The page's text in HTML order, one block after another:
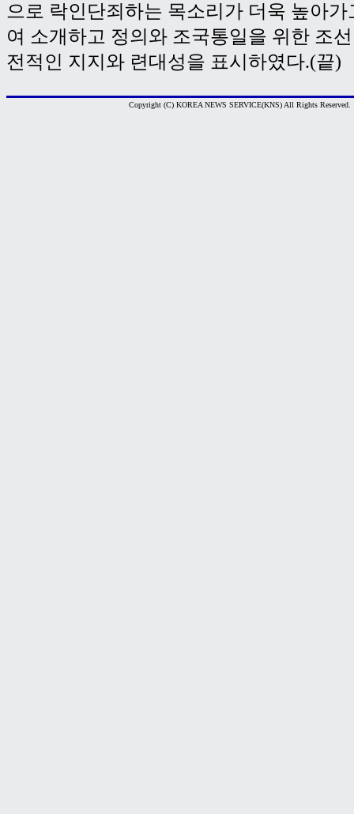
으로 락인단죄하는 목소리가 더욱 높아
여 소개하고 정의와 조국통일을 위한 조
전적인 지지와 련대성을 표시하였다.(끝)
Copyright (C) KOREA NEWS SERVICE(KNS) All Rights Reserved.